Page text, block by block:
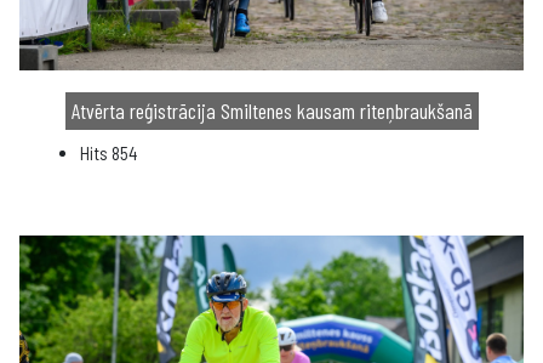
Atvērta reģistrācija Smiltenes kausam riteņbraukšanā
Hits 854